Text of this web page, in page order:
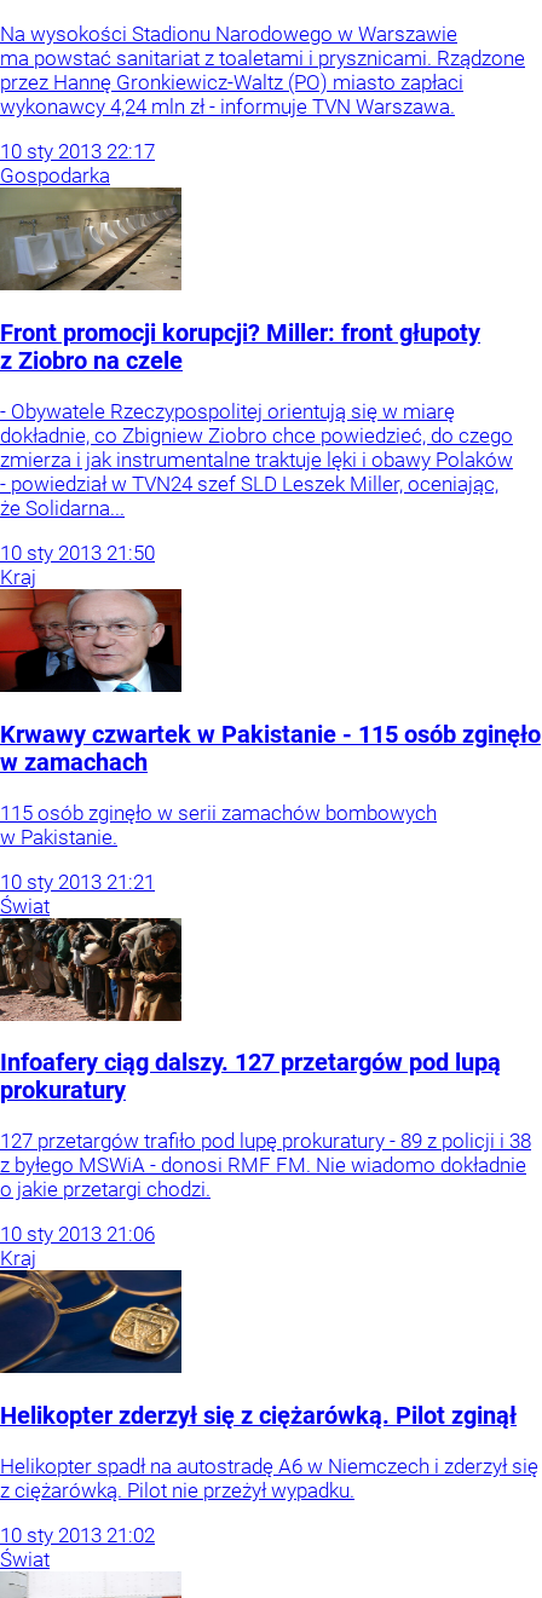
Na wysokości Stadionu Narodowego w Warszawie
ma powstać sanitariat z toaletami i prysznicami. Rządzone
przez Hannę Gronkiewicz-Waltz (PO) miasto zapłaci
wykonawcy 4,24 mln zł - informuje TVN Warszawa.
10 sty 2013 22:17
Gospodarka
Front promocji korupcji? Miller: front głupoty
z Ziobro na czele
- Obywatele Rzeczypospolitej orientują się w miarę
dokładnie, co Zbigniew Ziobro chce powiedzieć, do czego
zmierza i jak instrumentalne traktuje lęki i obawy Polaków
- powiedział w TVN24 szef SLD Leszek Miller, oceniając,
że Solidarna...
10 sty 2013 21:50
Kraj
Krwawy czwartek w Pakistanie - 115 osób zginęło
w zamachach
115 osób zginęło w serii zamachów bombowych
w Pakistanie.
10 sty 2013 21:21
Świat
Infoafery ciąg dalszy. 127 przetargów pod lupą
prokuratury
127 przetargów trafiło pod lupę prokuratury - 89 z policji i 38
z byłego MSWiA - donosi RMF FM. Nie wiadomo dokładnie
o jakie przetargi chodzi.
10 sty 2013 21:06
Kraj
Helikopter zderzył się z ciężarówką. Pilot zginął
Helikopter spadł na autostradę A6 w Niemczech i zderzył się
z ciężarówką. Pilot nie przeżył wypadku.
10 sty 2013 21:02
Świat